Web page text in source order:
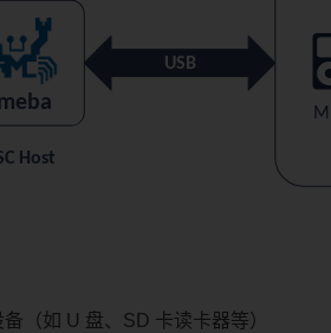
（如 U 盘、SD 卡读卡器等）